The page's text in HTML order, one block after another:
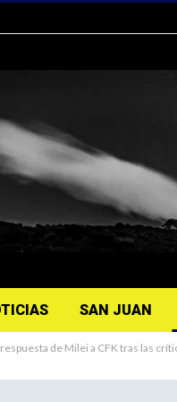
SAN JUAN
de Milei a CFK tras las